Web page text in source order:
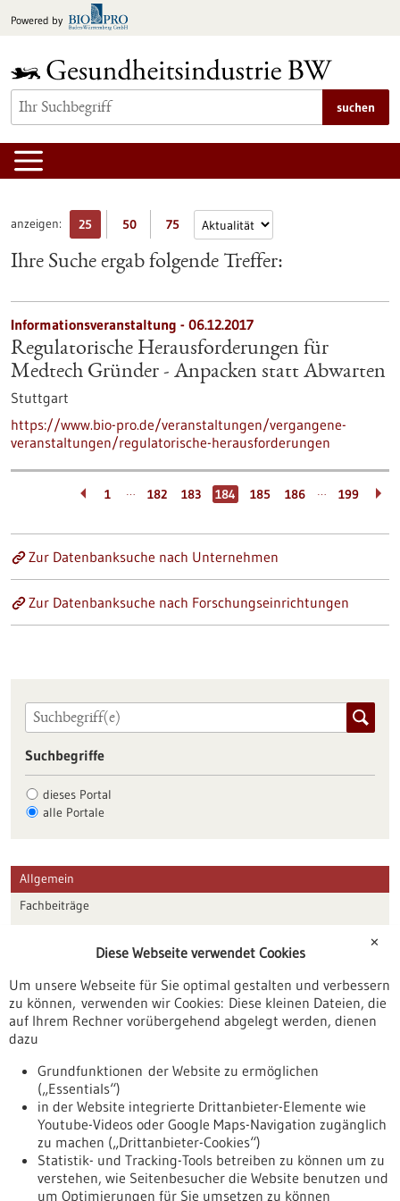
Inhalt
Powered by
suchen
anzeigen: 25 50 75
Ihre Suche ergab folgende Treffer:
Informationsveranstaltung - 06.12.2017
Regulatorische Herausforderungen für
Medtech Gründer - Anpacken statt Abwarten
Stuttgart
https://www.bio-pro.de/veranstaltungen/vergangene-
veranstaltungen/regulatorische-herausforderungen
1 … 182 183 184 185 186 … 199
Zur Datenbanksuche nach Unternehmen
Zur Datenbanksuche nach Forschungseinrichtungen
Suchbegriffe
dieses Portal
alle Portale
Allgemein
Fachbeiträge
Veranstaltungen
Erscheinungsdatum
Nach oben
✕
Diese Webseite verwendet Cookies
Um unsere Webseite für Sie optimal gestalten und verbessern
zu können, verwenden wir Cookies: Diese kleinen Dateien, die
auf Ihrem Rechner vorübergehend abgelegt werden, dienen
dazu
Grundfunktionen der Website zu ermöglichen
(„Essentials“)
in der Website integrierte Drittanbieter-Elemente wie
Youtube-Videos oder Google Maps-Navigation zugänglich
zu machen („Drittanbieter-Cookies“)
Statistik- und Tracking-Tools betreiben zu können um zu
verstehen, wie Seitenbesucher die Website benutzen und
um Optimierungen für Sie umsetzen zu können